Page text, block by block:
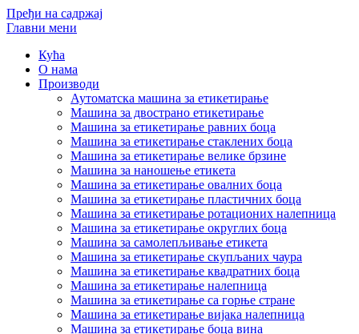
Пређи на садржај
Главни мени
Кућа
О нама
Производи
Аутоматска машина за етикетирање
Машина за двострано етикетирање
Машина за етикетирање равних боца
Машина за етикетирање стаклених боца
Машина за етикетирање велике брзине
Машина за наношење етикета
Машина за етикетирање овалних боца
Машина за етикетирање пластичних боца
Машина за етикетирање ротационих налепница
Машина за етикетирање округлих боца
Машина за самолепљивање етикета
Машина за етикетирање скупљаних чаура
Машина за етикетирање квадратних боца
Машина за етикетирање налепница
Машина за етикетирање са горње стране
Машина за етикетирање вијака налепница
Машина за етикетирање боца вина